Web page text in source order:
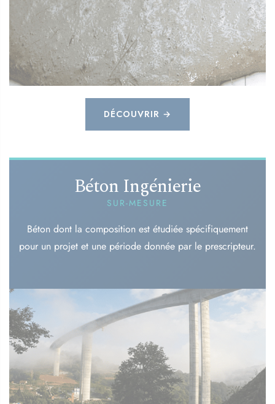
DÉCOUVRIR →
Béton Ingénierie
SUR-MESURE
Béton dont la composition est étudiée spécifiquement
pour un projet et une période donnée par le prescripteur.